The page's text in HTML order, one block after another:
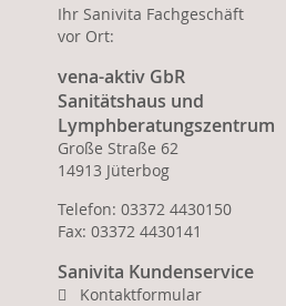
Ihr Sanivita Fachgeschäft
vor Ort:
vena-aktiv GbR
Sanitätshaus und
Lymphberatungszentrum
Große Straße 62
14913 Jüterbog
Telefon: 03372 4430150
Fax: 03372 4430141
Sanivita Kundenservice
Kontaktformular